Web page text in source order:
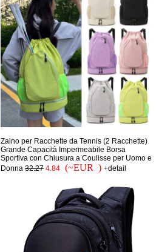
Zaino per Racchette da Tennis (2 Racchette)
Grande Capacità Impermeabile Borsa
Sportiva con Chiusura a Coulisse per Uomo e
Donna 32.27 4.84 (~EUR ) +detail